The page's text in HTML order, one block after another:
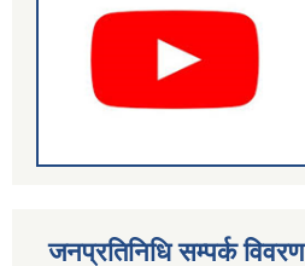
जनप्रतिनिधि सम्पर्क विवरण